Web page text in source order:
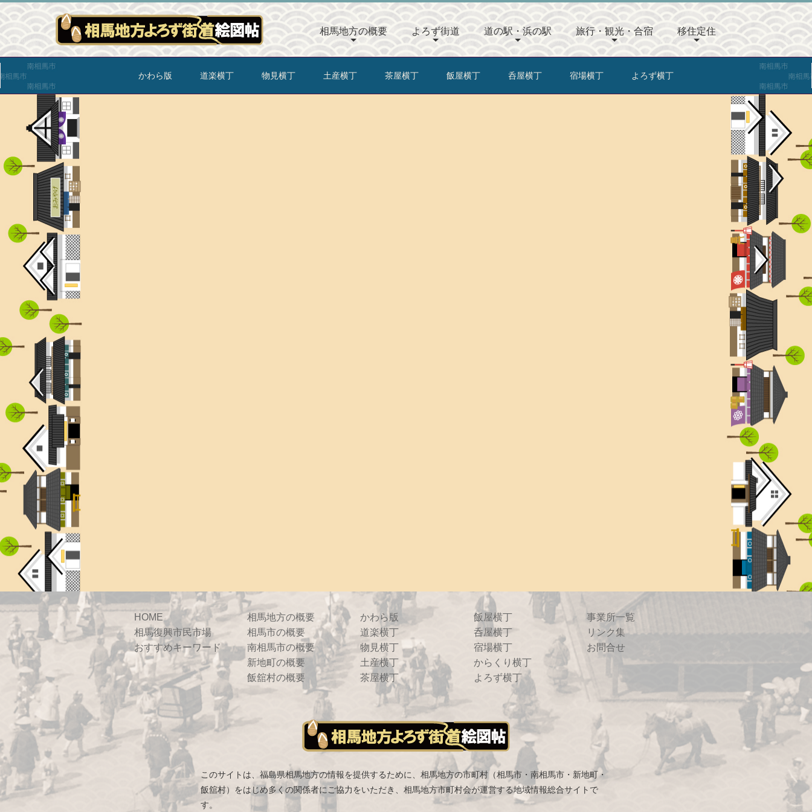
相馬地方の概要 よろず街道 道の駅・浜の駅 旅行・観光・合宿 移住定住
かわら版 道楽横丁 物見横丁 土産横丁 茶屋横丁 飯屋横丁 呑屋横丁 宿場横丁 よろず横丁
HOME
相馬復興市民市場
おすすめキーワード
相馬地方の概要
相馬市の概要
南相馬市の概要
新地町の概要
飯舘村の概要
かわら版
道楽横丁
物見横丁
土産横丁
茶屋横丁
飯屋横丁
呑屋横丁
宿場横丁
からくり横丁
よろず横丁
事業所一覧
リンク集
お問合せ
このサイトは、福島県相馬地方の情報を提供するために、相馬地方の市町村（相馬市・南相馬市・新地町・
飯舘村）をはじめ多くの関係者にご協力をいただき、相馬地方市町村会が運営する地域情報総合サイトで
す。